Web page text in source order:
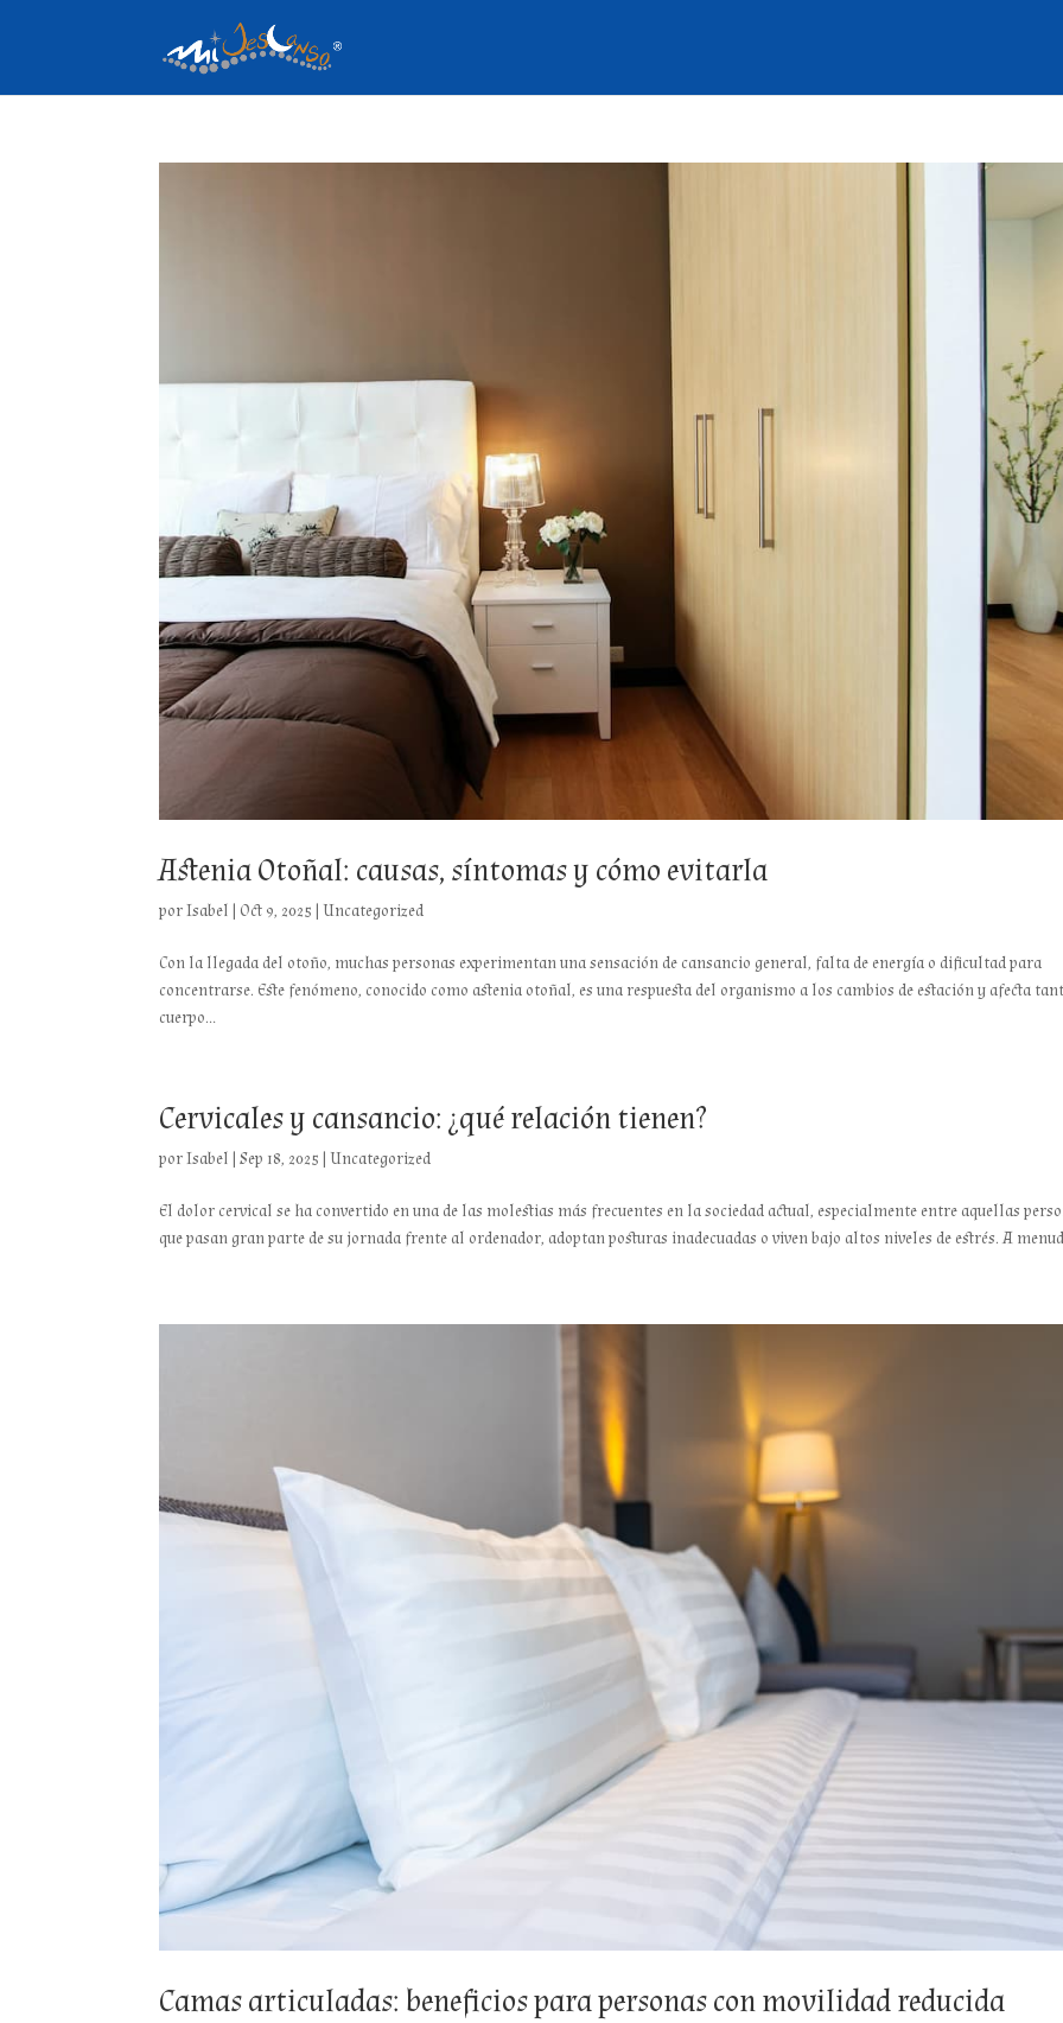
Astenia Otoñal: causas, síntomas y cómo evitarla
porIsabel | Oct 9, 2025 |Uncategorized
Con la llegada del otoño, muchas personas experimentan una sensación de cansancio general, falta de energía o dificultad para
concentrarse. Este fenómeno, conocido como astenia otoñal, es una respuesta del organismo a los cambios de estación y afecta
cuerpo...
Cervicales y cansancio: ¿qué relación tienen?
porIsabel |Sep 18, 2025 |Uncategorized
El dolor cervical se ha convertido en una de las molestias más frecuentes en la sociedad actual, especialmente entre aquellas
que pasan gran parte de su jornada frente al ordenador, adoptan posturas inadecuadas o viven bajo altos niveles de estrés. A
Camas articuladas: beneficios para personas con movilidad reducida